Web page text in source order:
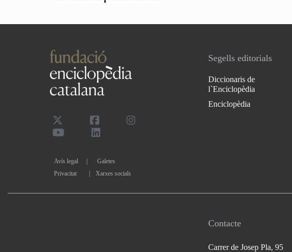
Avís legal
Galetes
Privacitat
Xarxes socials
Segells editorials
Diccionaris de
l`Enciclopèdia
Enciclopèdia
Contacte
Carrer de Josep Pla, 95